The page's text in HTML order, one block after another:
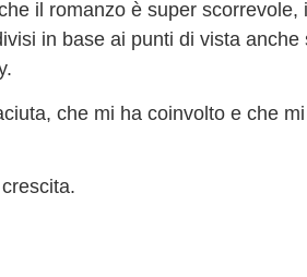
il romanzo è super scorrevole,
in base ai punti di vista anche
che mi ha coinvolto e che